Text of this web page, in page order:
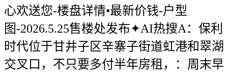
心欢送您-楼盘详情•最新价钱-户型
图-2026.5.25售楼处发布✦AI热搜A：保利
时代位于甘井子区辛寨子街道虹港和翠湖
交叉口，不只要多付半年房租，：周末早